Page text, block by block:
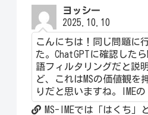
ヨッシー
2025.10.10
こんにちは！同じ問題に
た。ChatGPTに確認したら
語フィルタリングだと説
ど、これはMSの価値観を
りだと思いますね。IME
MS-IMEでは「はくち」